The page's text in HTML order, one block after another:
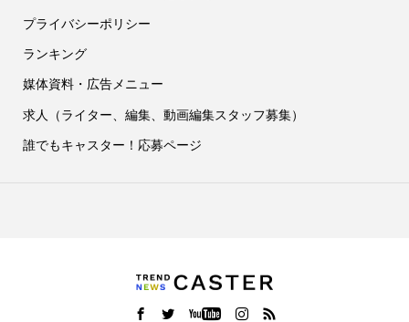
プライバシーポリシー
ランキング
媒体資料・広告メニュー
求人（ライター、編集、動画編集スタッフ募集）
誰でもキャスター！応募ページ